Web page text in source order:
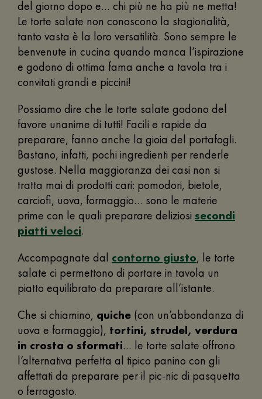
del giorno dopo e… chi più ne ha più ne metta!
Le torte salate non conoscono la stagionalità,
tanto vasta è la loro versatilità. Sono sempre le
benvenute in cucina quando manca l’ispirazione
e godono di ottima fama anche a tavola tra i
convitati grandi e piccini!
Possiamo dire che le torte salate godono del
favore unanime di tutti! Facili e rapide da
preparare, fanno anche la gioia del portafogli.
Bastano, infatti, pochi ingredienti per renderle
gustose. Nella maggioranza dei casi non si
tratta mai di prodotti cari: pomodori, bietole,
carciofi, uova, formaggio… sono le materie
prime con le quali preparare deliziosi secondi
piatti veloci.
Accompagnate dal contorno giusto, le torte
salate ci permettono di portare in tavola un
piatto equilibrato da preparare all’istante.
Che si chiamino, quiche (con un’abbondanza di
uova e formaggio), tortini, strudel, verdura
in crosta o sformati… le torte salate offrono
l’alternativa perfetta al tipico panino con gli
affettati da preparare per il pic-nic di pasquetta
o ferragosto.